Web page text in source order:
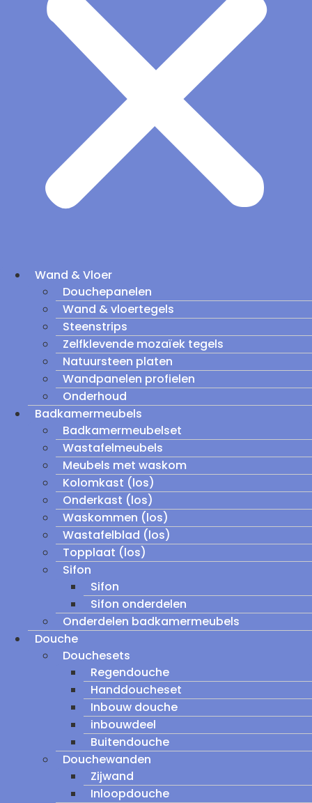
Wand & Vloer
Douchepanelen
Wand & vloertegels
Steenstrips
Zelfklevende mozaïek tegels
Natuursteen platen
Wandpanelen profielen
Onderhoud
Badkamermeubels
Badkamermeubelset
Wastafelmeubels
Meubels met waskom
Kolomkast (los)
Onderkast (los)
Waskommen (los)
Wastafelblad (los)
Topplaat (los)
Sifon
Sifon
Sifon onderdelen
Onderdelen badkamermeubels
Douche
Douchesets
Regendouche
Handdoucheset
Inbouw douche
inbouwdeel
Buitendouche
Douchewanden
Zijwand
Inloopdouche